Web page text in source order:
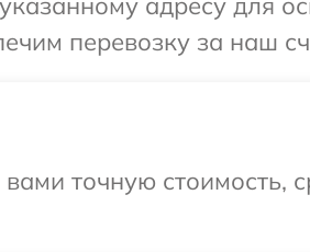
перевозку за наш
точную стоимость,